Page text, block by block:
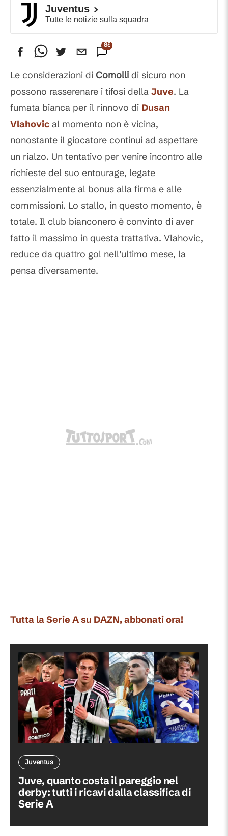
Juventus
Tutte le notizie sulla squadra
85
Le considerazioni di Comolli di sicuro non
possono rasserenare i tifosi della Juve. La
fumata bianca per il rinnovo di Dusan
Vlahovic al momento non è vicina,
nonostante il giocatore continui ad aspettare
un rialzo. Un tentativo per venire incontro alle
richieste del suo entourage, legate
essenzialmente al bonus alla firma e alle
commissioni. Lo stallo, in questo momento, è
totale. Il club bianconero è convinto di aver
fatto il massimo in questa trattativa. Vlahovic,
reduce da quattro gol nell’ultimo mese, la
pensa diversamente.
Tutta la Serie A su DAZN, abbonati ora!
Juventus
Juve, quanto costa il pareggio nel
derby: tutti i ricavi dalla classifica di
Serie A